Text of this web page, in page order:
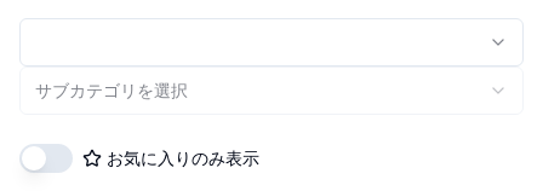
サブカテゴリを選択
お気に入りのみ表示